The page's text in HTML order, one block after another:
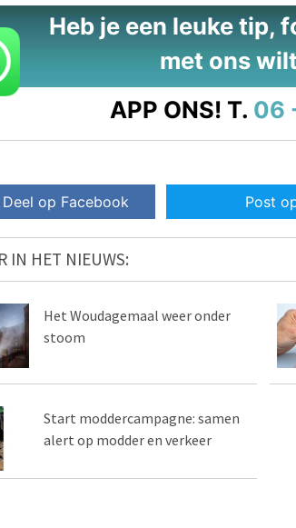
Heb je een leuke tip,
met ons
APP ONS! T. 06
Deel op Facebook Post
IN HET NIEUWS:
Het Woudagemaal weer onder
stoom
Start moddercampagne: samen
alert op modder en verkeer